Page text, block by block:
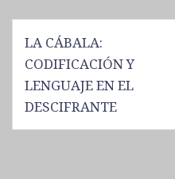
N
e
LA CÁBALA:
CODIFICACIÓN Y
LENGUAJE EN EL
DESCIFRANTE